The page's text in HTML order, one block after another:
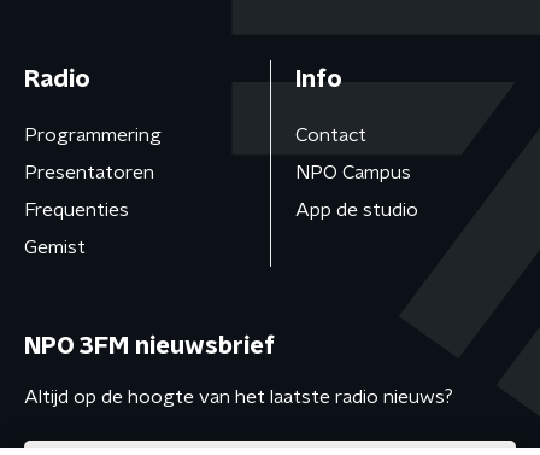
Radio
Programmering
Presentatoren
Frequenties
Gemist
Info
Contact
NPO Campus
App de studio
NPO 3FM nieuwsbrief
Altijd op de hoogte van het laatste radio nieuws?